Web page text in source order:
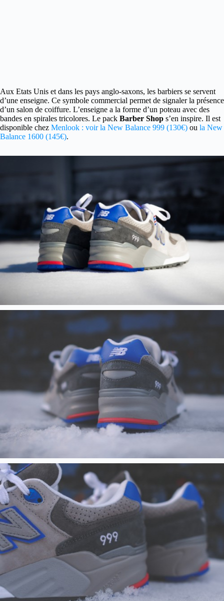
Aux Etats Unis et dans les pays anglo-saxons, les barbiers se servent
d’une enseigne. Ce symbole commercial permet de signaler la présence
d’un salon de coiffure. L’enseigne a la forme d’un poteau avec des
bandes en spirales tricolores. Le pack Barber Shop s’en inspire. Il est
disponible chez Menlook : voir la New Balance 999 (130€) ou la New
Balance 1600 (145€).